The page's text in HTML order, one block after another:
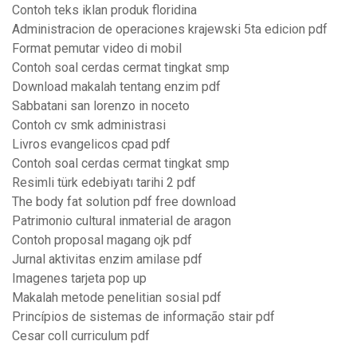
Contoh teks iklan produk floridina
Administracion de operaciones krajewski 5ta edicion pdf
Format pemutar video di mobil
Contoh soal cerdas cermat tingkat smp
Download makalah tentang enzim pdf
Sabbatani san lorenzo in noceto
Contoh cv smk administrasi
Livros evangelicos cpad pdf
Contoh soal cerdas cermat tingkat smp
Resimli türk edebiyatı tarihi 2 pdf
The body fat solution pdf free download
Patrimonio cultural inmaterial de aragon
Contoh proposal magang ojk pdf
Jurnal aktivitas enzim amilase pdf
Imagenes tarjeta pop up
Makalah metode penelitian sosial pdf
Princípios de sistemas de informação stair pdf
Cesar coll curriculum pdf